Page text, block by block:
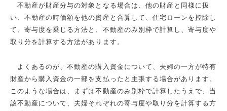
不動産が財産分与の対象となる場合は、他の財産と同様に扱
い、不動産の時価額を他の資産と合算して、住宅ローンを控除し
て、寄与度を乗じる方法と、不動産のみ別枠で計算し、寄与度や
取り分を計算する方法があります。
よくあるのが、不動産の購入資金について、夫婦の一方が特有
財産から購入資金の一部を支払ったと主張する場合があります。
このような場合は、まずは不動産のみ別枠で計算したうえで、当
該不動産について、夫婦それぞれの寄与度や取り分を計算する方